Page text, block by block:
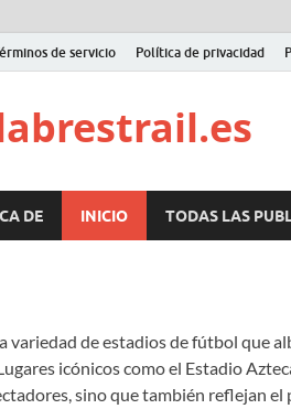
de servicio Política de privacidad
DE INICIO TODAS LAS
variedad de estadios de fútbol que
icónicos como el Estadio
sino que también reflejan